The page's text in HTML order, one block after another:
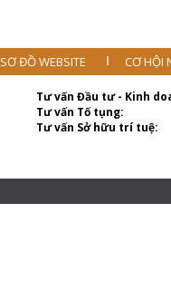
SƠ ĐỒ WEBSITE CƠ HỘI
Tư vấn Đầu tư - Kinh
Tư vấn Tố tụng:
Tư vấn Sở hữu trí tuệ: